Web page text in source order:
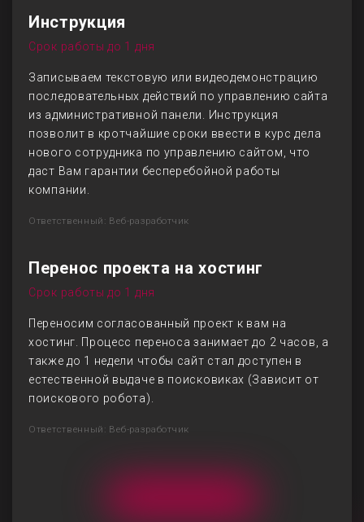
Инструкция
Срок работы до 1 дня
Записываем текстовую или видеодемонстрацию
последовательных действий по управлению сайта
из административной панели. Инструкция
позволит в кротчайшие сроки ввести в курс дела
нового сотрудника по управлению сайтом, что
даст Вам гарантии бесперебойной работы
компании.
Ответственный: Веб-разработчик
Перенос проекта на хостинг
Срок работы до 1 дня
Переносим согласованный проект к вам на
хостинг. Процесс переноса занимает до 2 часов, а
также до 1 недели чтобы сайт стал доступен в
естественной выдаче в поисковиках (Зависит от
поискового робота).
Ответственный: Веб-разработчик